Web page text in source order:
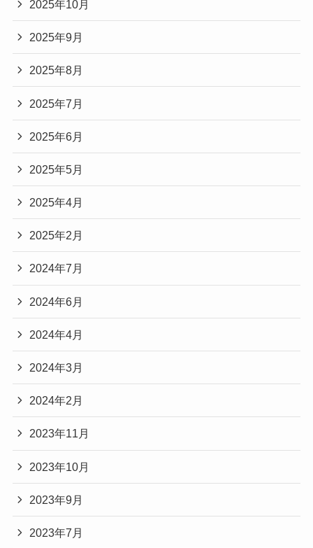
2025年10月
2025年9月
2025年8月
2025年7月
2025年6月
2025年5月
2025年4月
2025年2月
2024年7月
2024年6月
2024年4月
2024年3月
2024年2月
2023年11月
2023年10月
2023年9月
2023年7月